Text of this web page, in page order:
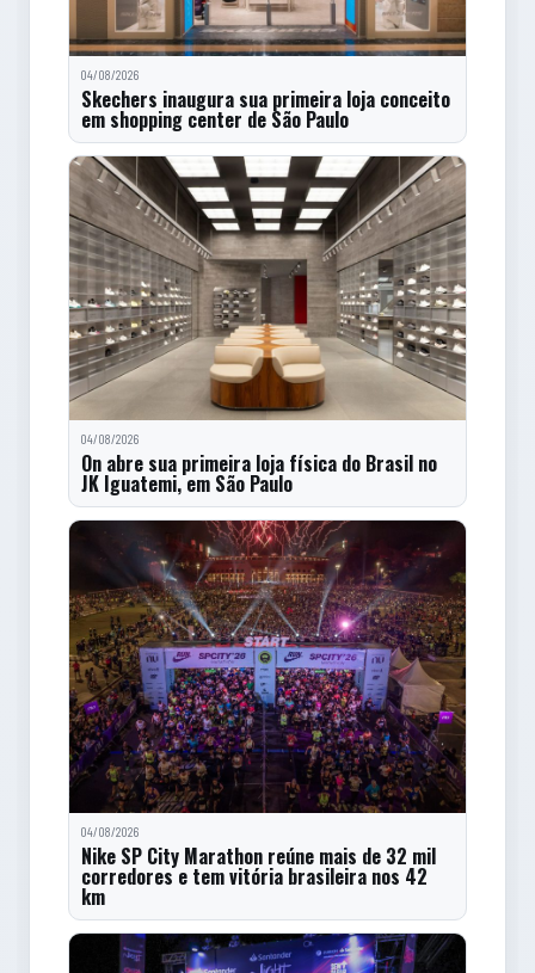
04/08/2026
Skechers inaugura sua primeira loja conceito
em shopping center de São Paulo
04/08/2026
On abre sua primeira loja física do Brasil no
JK Iguatemi, em São Paulo
04/08/2026
Nike SP City Marathon reúne mais de 32 mil
corredores e tem vitória brasileira nos 42
km